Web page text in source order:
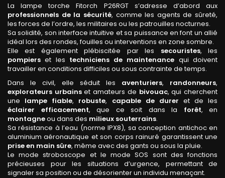
La lampe torche Fitorch P26RGT s’adresse d’abord aux
professionnels de la sécurité, comme les agents de sûreté,
les forces de l’ordre, les militaires ou les patrouilles nocturnes.
Sa solidité, son interface intuitive et sa puissance en font un allié
idéal lors des rondes, fouilles ou interventions en zone sombre.
Elle est également plébiscitée par les secouristes, les
pompiers et les techniciens de maintenance qui doivent
travailler en conditions difficiles ou sous contrainte de temps.
Dans le civil, elle séduit les aventuriers, randonneurs,
explorateurs urbainset amateurs de bivouac, qui cherchent
une lampe fiable, robuste, capable de durer et de les
éclairer efficacement, que ce soit dans la forêt, en
montagneou dans des milieux souterrains.
Sa résistance à l’eau (norme IPX8), sa conception antichoc en
aluminium aéronautique et son corps rainuré garantissent une
prise en main sûre, même avec des gants ou sous la pluie.
Le mode stroboscope et le mode SOS sont des fonctions
précieuses pour les situations d’urgence, permettant de
signaler sa position ou de désorienter un individu menaçant.